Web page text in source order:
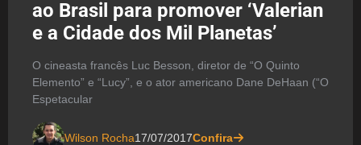
ao Brasil para promover ‘Valerian
e a Cidade dos Mil Planetas’
O cineasta francês Luc Besson, diretor de “O Quinto
Elemento” e “Lucy”, e o ator americano Dane DeHaan (“O
Espetacular
Wilson Rocha17/07/2017Confira